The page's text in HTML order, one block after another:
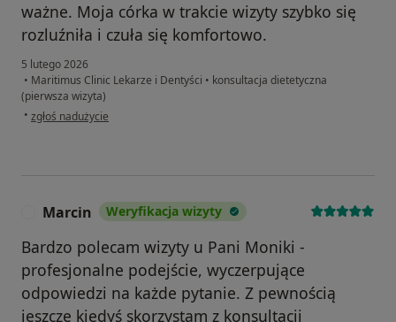
ważne. Moja córka w trakcie wizyty szybko się
rozluźniła i czuła się komfortowo.
5 lutego 2026
• Maritimus Clinic Lekarze i Dentyści • konsultacja dietetyczna
(pierwsza wizyta)
• w opinii użytkownika Anna
zgłoś nadużycie
Marcin Weryfikacja wizyty
Bardzo polecam wizyty u Pani Moniki -
profesjonalne podejście, wyczerpujące
odpowiedzi na każde pytanie. Z pewnością
jeszcze kiedyś skorzystam z konsultacji